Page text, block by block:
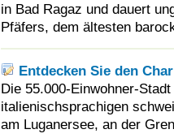
in Bad Ragaz und dauert
Pfäfers, dem ältesten
Entdecken Sie den
Die 55.000-Einwohner-
italienischsprachigen
am Luganersee, an der